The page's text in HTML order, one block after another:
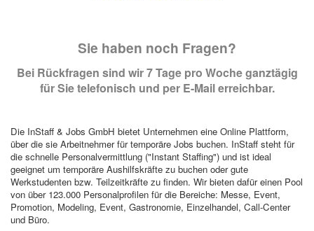
Sie haben noch Fragen?
Bei Rückfragen sind wir 7 Tage pro Woche ganztägig
für Sie telefonisch und per E-Mail erreichbar.
Die InStaff & Jobs GmbH bietet Unternehmen eine Online Plattform,
über die sie Arbeitnehmer für temporäre Jobs buchen. InStaff steht für
die schnelle Personalvermittlung ("Instant Staffing") und ist ideal
geeignet um temporäre Aushilfskräfte zu buchen oder gute
Werkstudenten bzw. Teilzeitkräfte zu finden. Wir bieten dafür einen Pool
von über 123.000 Personalprofilen für die Bereiche: Messe, Event,
Promotion, Modeling, Event, Gastronomie, Einzelhandel, Call-Center
und Büro.